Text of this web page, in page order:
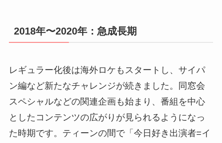
2018年〜2020年：急成長期
レギュラー化後は海外ロケもスタートし、サイパ
ン編など新たなチャレンジが続きました。同窓会
スペシャルなどの関連企画も始まり、番組を中心
としたコンテンツの広がりが見られるようになっ
た時期です。ティーンの間で「今日好き出演者=イ